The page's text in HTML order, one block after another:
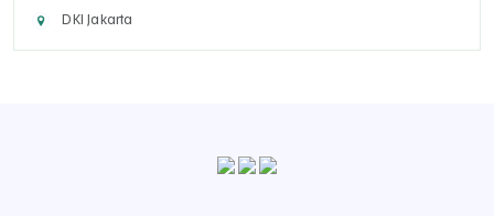
DKI Jakarta